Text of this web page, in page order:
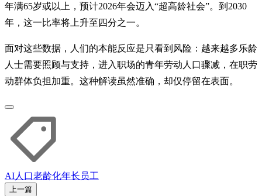
年满65岁或以上，预计2026年会迈入“超高龄社会”。到2030
年，这一比率将上升至四分之一。
面对这些数据，人们的本能反应是只看到风险：越来越多乐龄
人士需要照顾与支持，进入职场的青年劳动人口骤减，在职劳
动群体负担加重。这种解读虽然准确，却仅停留在表面。
AI人口老龄化年长员工
上一篇